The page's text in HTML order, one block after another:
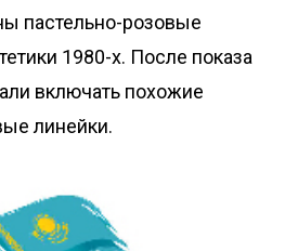
пастельно-розовые
1980-х. После показа
включать похожие
линейки.